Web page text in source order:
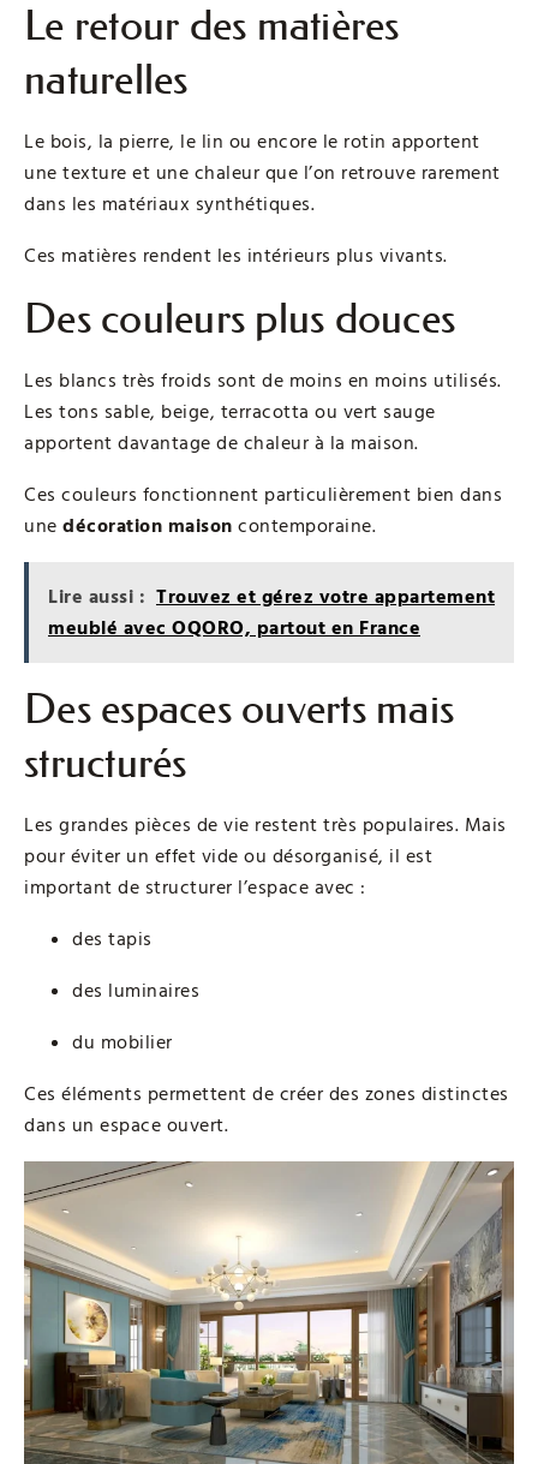
Le retour des matières
naturelles
Le bois, la pierre, le lin ou encore le rotin apportent
une texture et une chaleur que l’on retrouve rarement
dans les matériaux synthétiques.
Ces matières rendent les intérieurs plus vivants.
Des couleurs plus douces
Les blancs très froids sont de moins en moins utilisés.
Les tons sable, beige, terracotta ou vert sauge
apportent davantage de chaleur à la maison.
Ces couleurs fonctionnent particulièrement bien dans
une décoration maison contemporaine.
Lire aussi : Trouvez et gérez votre appartement
meublé avec OQORO, partout en France
Des espaces ouverts mais
structurés
Les grandes pièces de vie restent très populaires. Mais
pour éviter un effet vide ou désorganisé, il est
important de structurer l’espace avec :
des tapis
des luminaires
du mobilier
Ces éléments permettent de créer des zones distinctes
dans un espace ouvert.